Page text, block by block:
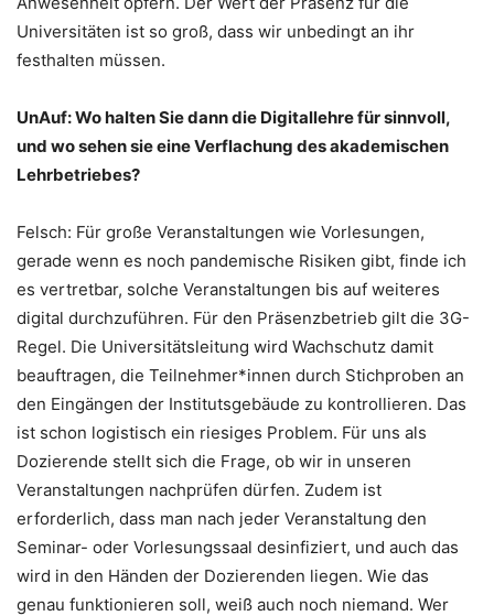
Universitäten ist so groß, dass wir unbedingt an ihr
festhalten müssen.
UnAuf: Wo halten Sie dann die Digitallehre für sinnvoll,
und wo sehen sie eine Verflachung des akademischen
Lehrbetriebes?
Felsch: Für große Veranstaltungen wie Vorlesungen,
gerade wenn es noch pandemische Risiken gibt, finde ich
es vertretbar, solche Veranstaltungen bis auf weiteres
digital durchzuführen. Für den Präsenzbetrieb gilt die 3G-
Regel. Die Universitätsleitung wird Wachschutz damit
beauftragen, die Teilnehmer*innen durch Stichproben an
den Eingängen der Institutsgebäude zu kontrollieren. Das
ist schon logistisch ein riesiges Problem. Für uns als
Dozierende stellt sich die Frage, ob wir in unseren
Veranstaltungen nachprüfen dürfen. Zudem ist
erforderlich, dass man nach jeder Veranstaltung den
Seminar- oder Vorlesungssaal desinfiziert, und auch das
wird in den Händen der Dozierenden liegen. Wie das
genau funktionieren soll, weiß auch noch niemand. Wer